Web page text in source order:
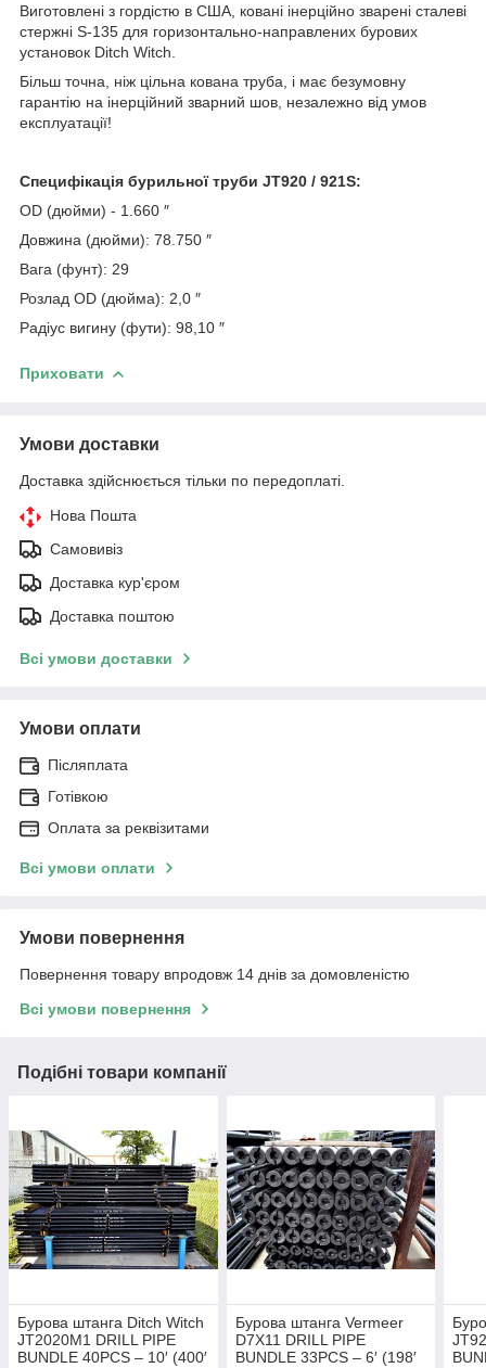
Виготовлені з гордістю в США, ковані інерційно зварені сталеві
стержні S-135 для горизонтально-направлених бурових
установок Ditch Witch.
Більш точна, ніж цільна кована труба, і має безумовну
гарантію на інерційний зварний шов, незалежно від умов
експлуатації!
Специфікація бурильної труби JT920 / 921S:
OD (дюйми) - 1.660 ″
Довжина (дюйми): 78.750 ″
Вага (фунт): 29
Розлад OD (дюйма): 2,0 ″
Радіус вигину (фути): 98,10 ″
Приховати
Умови доставки
Доставка здійснюється тільки по передоплаті.
Нова Пошта
Самовивіз
Доставка кур'єром
Доставка поштою
Всі умови доставки
Умови оплати
Післяплата
Готівкою
Оплата за реквізитами
Всі умови оплати
Умови повернення
Повернення товару впродовж 14 днів за домовленістю
Всі умови повернення
Подібні товари компанії
Бурова штанга Ditch Witch
JT2020M1 DRILL PIPE
BUNDLE 40PCS – 10′ (400′
Бурова штанга Vermeer
D7X11 DRILL PIPE
BUNDLE 33PCS – 6′ (198′